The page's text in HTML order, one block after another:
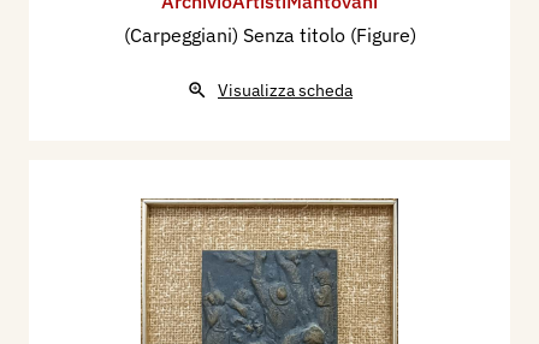
(Carpeggiani) Senza titolo (Figure)
Visualizza scheda